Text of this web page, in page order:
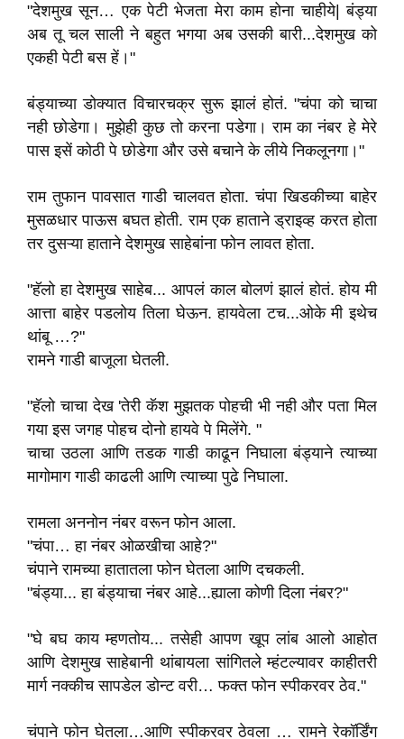
"देशमुख सून… एक पेटी भेजता मेरा काम होना चाहीये| बंड्या
अब तू चल साली ने बहुत भगया अब उसकी बारी...देशमुख को
एकही पेटी बस हें।"
बंड्याच्या डोक्यात विचारचक्र सुरू झालं होतं. "चंपा को चाचा
नही छोडेगा। मुझेही कुछ तो करना पडेगा। राम का नंबर हे मेरे
पास इसें कोठी पे छोडेगा और उसे बचाने के लीये निकलूनगा।"
राम तुफान पावसात गाडी चालवत होता. चंपा खिडकीच्या बाहेर
मुसळधार पाऊस बघत होती. राम एक हाताने ड्राइव्ह करत होता
तर दुसऱ्या हाताने देशमुख साहेबांना फोन लावत होता.
"हॅलो हा देशमुख साहेब... आपलं काल बोलणं झालं होतं. होय मी
आत्ता बाहेर पडलोय तिला घेऊन. हायवेला टच...ओके मी इथेच
थांबू …?"
रामने गाडी बाजूला घेतली.
"हॅलो चाचा देख 'तेरी कॅश मुझतक पोहची भी नही और पता मिल
गया इस जगह पोहच दोनो हायवे पे मिलेंगे. "
चाचा उठला आणि तडक गाडी काढून निघाला बंड्याने त्याच्या
मागोमाग गाडी काढली आणि त्याच्या पुढे निघाला.
रामला अननोन नंबर वरून फोन आला.
"चंपा… हा नंबर ओळखीचा आहे?"
चंपाने रामच्या हातातला फोन घेतला आणि दचकली.
"बंड्या... हा बंड्याचा नंबर आहे...ह्याला कोणी दिला नंबर?"
"घे बघ काय म्हणतोय... तसेही आपण खूप लांब आलो आहोत
आणि देशमुख साहेबानी थांबायला सांगितले म्हंटल्यावर काहीतरी
मार्ग नक्कीच सापडेल डोन्ट वरी… फक्त फोन स्पीकरवर ठेव."
चंपाने फोन घेतला…आणि स्पीकरवर ठेवला … रामने रेकॉर्डिंग